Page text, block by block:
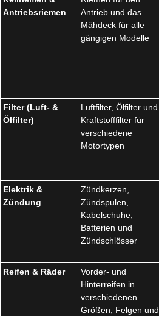
Antriebsriemen
Antrieb und das
Mähdeck für alle
gängigen Modelle
Filter (Luft- &
Ölfilter)
Luftfilter, Ölfilter und
Kraftstofffilter für
verschiedene
Motortypen
Elektrik &
Zündung
Zündkerzen,
Zündspulen,
Kabelschuhe,
Batterien und
Zündschlösser
Reifen & Räder
Vorder- und
Hinterreifen in
verschiedenen
Größen, Felgen und